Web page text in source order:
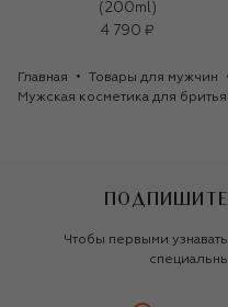
(200ml)
4 790 ₽
Главная Товары для мужчин
Мужская косметика для бритья
Чтобы первыми